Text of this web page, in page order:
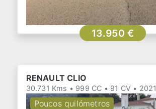
13.950 €
RENAULT CLIO
30.731 Kms • 999 CC • 91 CV • 2021
Poucos quilómetros